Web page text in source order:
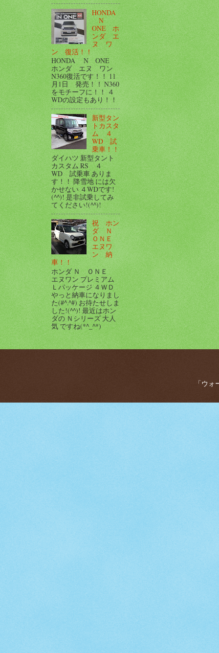
HONDA
N
ONE ホ
ンダ エ
ヌ ワ
ン 復活！！
HONDA N ONE
ホンダ エヌ ワン
N360復活です！！ 11
月1日 発売！！ N360
をモチーフに！！ ４
WDの設定もあり！！
新型タン
トカスタ
ム ４
WD 試
乗車！！
ダイハツ 新型タント
カスタム RS ４
WD 試乗車 ありま
す！！ 降雪地 には欠
かせない ４WDです!
(^^)! 是非試乗してみ
てください!(^^)!
祝 ホン
ダ Ｎ
ＯＮＥ
エヌワ
ン 納
車！！
ホンダ Ｎ ＯＮＥ
エヌワン プレミアム
Ｌパッケージ ４ＷＤ
やっと納車になりまし
た(#^.^#) お待たせしま
した!(^^)! 最近はホン
ダの Ｎシリーズ 大人
気 ですね(*^_^*)
「ウ